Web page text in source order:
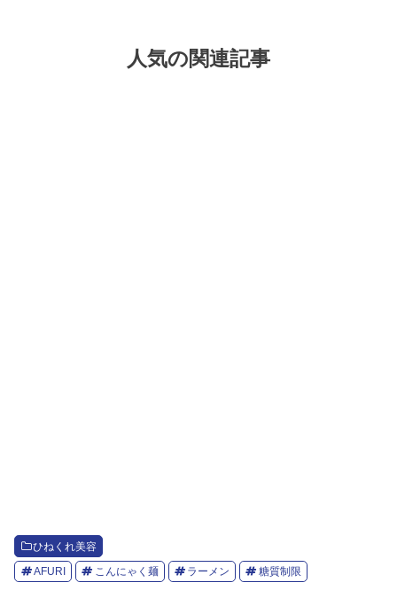
人気の関連記事
ひねくれ美容
AFURI こんにゃく麺 ラーメン 糖質制限